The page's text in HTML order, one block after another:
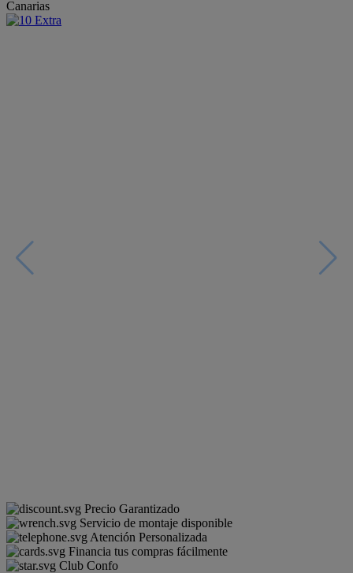
Canarias
Precio Garantizado
Servicio de montaje disponible
Atención Personalizada
Financia tus compras fácilmente
Club Confo